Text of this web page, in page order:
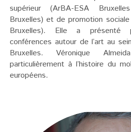
supérieur (ArBA-ESA
Bruxelles) et de promotion
Bruxelles). Elle a présenté
conférences autour de l’art au
Bruxelles. Véronique
particulièrement à l’histoire du
européens.